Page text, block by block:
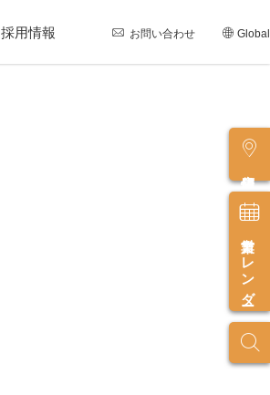
採用情報 お問い合わせ Global
営業カレンダー